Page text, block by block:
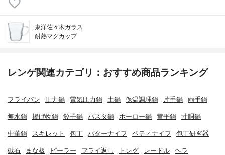
東洋佐々木ガラス
耐熱マグカップ
レンゲ関連カテゴリ：おすすめ商品ランキング
フライパン 圧力鍋 電気圧力鍋 土鍋 保温調理鍋 片手鍋 両手鍋
無水鍋 揚げ物鍋 餃子鍋 パスタ鍋 ホーロー鍋 雪平鍋 寸胴鍋
中華鍋 スキレット 包丁 バターナイフ ペティナイフ 包丁研ぎ器
砥石 まな板 ピーラー フライ返し トング レードル ヘラ